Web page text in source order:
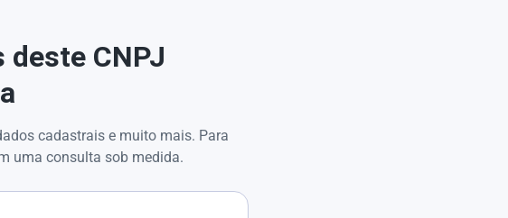
CNPJ
cadastrais e muito mais. Para
uma consulta sob medida.